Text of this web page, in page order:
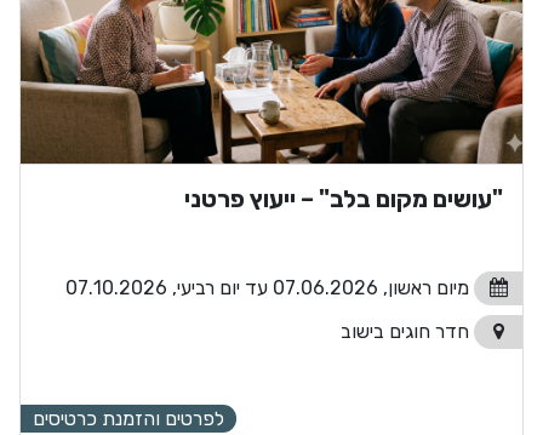
"עושים מקום בלב" – ייעוץ פרטני
מיום ראשון, 07.06.2026 עד יום רביעי, 07.10.2026
חדר חוגים בישוב
לפרטים והזמנת כרטיסים